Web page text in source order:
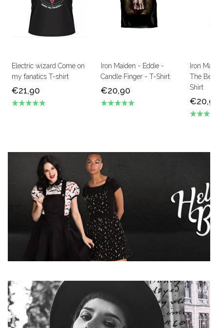
Electric wizard Come on
my fanatics T-shirt
€21,90
Iron Maiden - Eddie -
Candle Finger - T-Shirt
€20,90
Iron
The
Shirt